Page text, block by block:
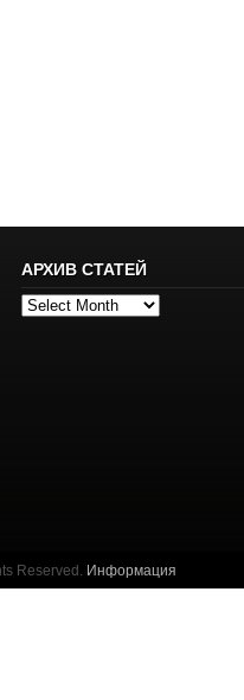
АРХИВ СТАТЕЙ
Архив
Reserved. Информация